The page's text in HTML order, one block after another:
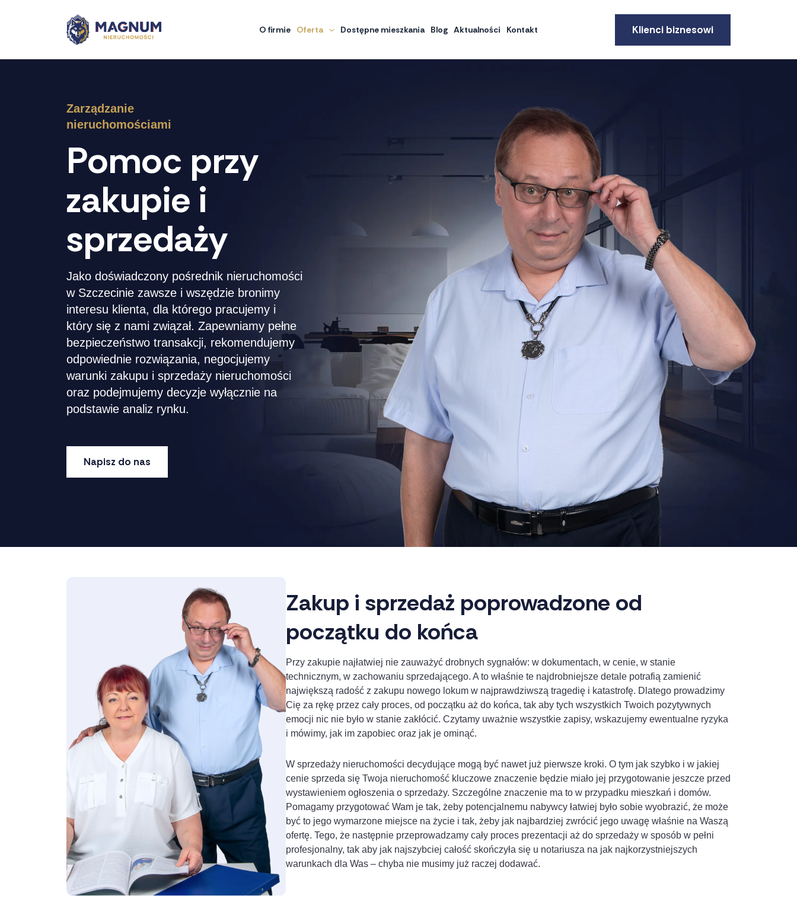
O firmie Oferta Dostępne mieszkania Blog Aktualności Kontakt Klienci biznesowi
Zarządzanie
nieruchomościami
Pomoc przy
zakupie i
sprzedaży
Jako doświadczony pośrednik nieruchomości
w Szczecinie zawsze i wszędzie bronimy
interesu klienta, dla którego pracujemy i
który się z nami związał. Zapewniamy pełne
bezpieczeństwo transakcji, rekomendujemy
odpowiednie rozwiązania, negocjujemy
warunki zakupu i sprzedaży nieruchomości
oraz podejmujemy decyzje wyłącznie na
podstawie analiz rynku.
Napisz do nas
Zakup i sprzedaż poprowadzone od
początku do końca
Przy zakupie najłatwiej nie zauważyć drobnych sygnałów: w dokumentach, w cenie, w stanie
technicznym, w zachowaniu sprzedającego. A to właśnie te najdrobniejsze detale potrafią zamienić
największą radość z zakupu nowego lokum w najprawdziwszą tragedię i katastrofę. Dlatego prowadzimy
Cię za rękę przez cały proces, od początku aż do końca, tak aby tych wszystkich Twoich pozytywnych
emocji nic nie było w stanie zakłócić. Czytamy uważnie wszystkie zapisy, wskazujemy ewentualne ryzyka
i mówimy, jak im zapobiec oraz jak je ominąć.
W sprzedaży nieruchomości decydujące mogą być nawet już pierwsze kroki. O tym jak szybko i w jakiej
cenie sprzeda się Twoja nieruchomość kluczowe znaczenie będzie miało jej przygotowanie jeszcze przed
wystawieniem ogłoszenia o sprzedaży. Szczególne znaczenie ma to w przypadku mieszkań i domów.
Pomagamy przygotować Wam je tak, żeby potencjalnemu nabywcy łatwiej było sobie wyobrazić, że może
być to jego wymarzone miejsce na życie i tak, żeby jak najbardziej zwrócić jego uwagę właśnie na Waszą
ofertę. Tego, że następnie przeprowadzamy cały proces prezentacji aż do sprzedaży w sposób w pełni
profesjonalny, tak aby jak najszybciej całość skończyła się u notariusza na jak najkorzystniejszych
warunkach dla Was – chyba nie musimy już raczej dodawać.